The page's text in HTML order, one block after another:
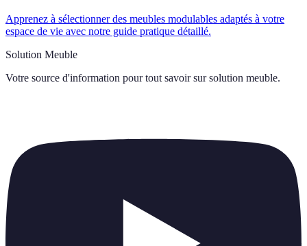
Apprenez à sélectionner des meubles modulables adaptés à votre
espace de vie avec notre guide pratique détaillé.
Solution Meuble
Votre source d'information pour tout savoir sur solution meuble.